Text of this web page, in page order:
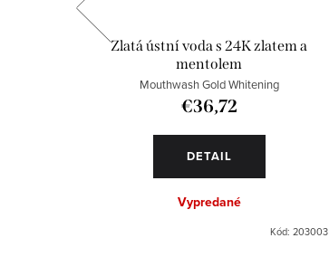
Zlatá ústní voda s 24K zlatem a
mentolem
Mouthwash Gold Whitening
€36,72
DETAIL
Vypredané
Kód: 203003